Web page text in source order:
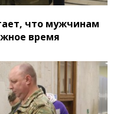
что мужчинам
время